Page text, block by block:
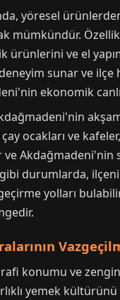
yöresel
mümkündür.
ürünlerini ve el
sunar ve ilçe
ekonomik
ocakları ve
Akdağmadeni'nin
durumlarda,
yolları
konumu ve
yemek